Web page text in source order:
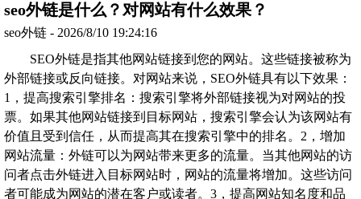
seo外链是什么？对网站有什么效果？
seo外链 - 2026/8/10 19:24:16
SEO外链是指其他网站链接到您的网站。这些链接被称为
外部链接或反向链接。对网站来说，SEO外链具有以下效果：
1，提高搜索引擎排名：搜索引擎将外部链接视为对网站的投
票。如果其他网站链接到目标网站，搜索引擎会认为该网站有
价值且受到信任，从而提高其在搜索引擎中的排名。2，增加
网站流量：外链可以为网站带来更多的流量。当其他网站的访
问者点击外链进入目标网站时，网站的流量将增加。这些访问
者可能成为网站的潜在客户或读者。3，提高网站知名度和品